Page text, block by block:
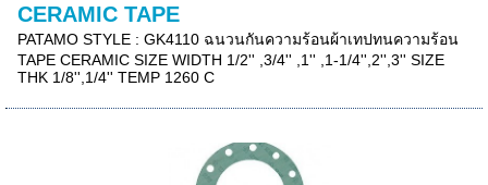
CERAMIC TAPE
PATAMO STYLE : GK4110 ฉนวนกันความร้อนผ้าเทปทนความร้อน
TAPE CERAMIC SIZE WIDTH 1/2'' ,3/4'' ,1'' ,1-1/4'',2'',3'' SIZE
THK 1/8'',1/4'' TEMP 1260 C